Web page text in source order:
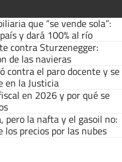
que “se vende sola”:
y dará 100% al río
contra Sturzenegger:
de las navieras
contra el paro docente y se
en la Justicia
en 2026 y por qué se
pero la nafta y el gasoil no:
precios por las nubes